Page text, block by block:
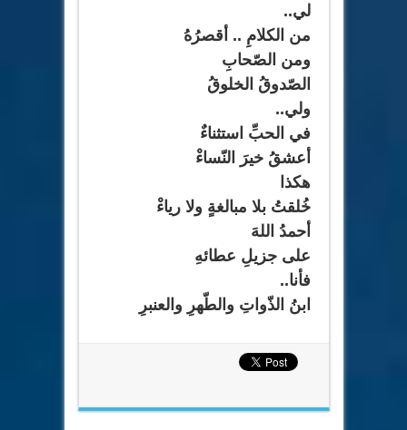
لي..
من الكلامِ .. أقصرُهُ
ومن الصّحابِ
الصّدوقُ الخلوقُ
ولي..
في الحبِّ استثناءٌ
أعشقُ خيرَ النّساءْ
هكذا
خُلقتُ بلا مبالغةٍ ولا رياءْ
أحمدُ اللهَ
على جزيلِ عطائهِ
فأنا..
ابنُ الذّواتِ والطّهرِ والعنبرِ